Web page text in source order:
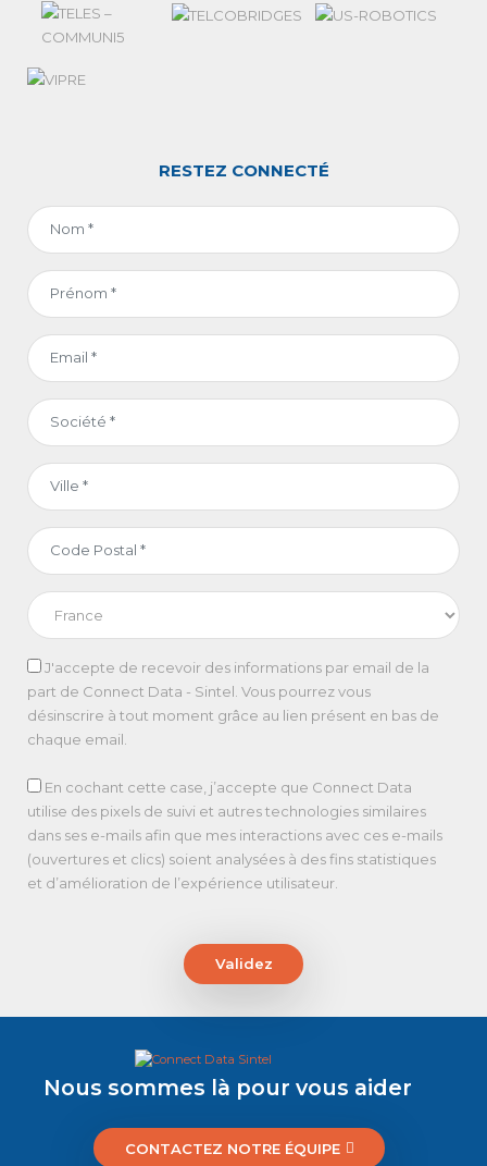
RESTEZ CONNECTÉ
J'accepte de recevoir des informations par email de la
part de Connect Data - Sintel. Vous pourrez vous
désinscrire à tout moment grâce au lien présent en bas de
chaque email.
En cochant cette case, j’accepte que Connect Data
utilise des pixels de suivi et autres technologies similaires
dans ses e-mails afin que mes interactions avec ces e-mails
(ouvertures et clics) soient analysées à des fins statistiques
et d’amélioration de l’expérience utilisateur.
Validez
Nous sommes là pour vous aider
CONTACTEZ NOTRE ÉQUIPE